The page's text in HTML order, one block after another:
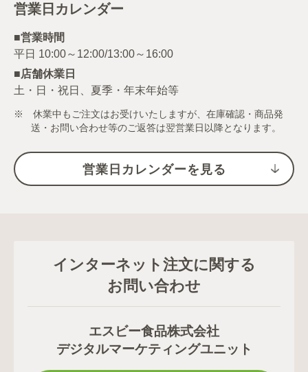
営業日カレンダー
■営業時間
■店舗休業日
土・日・祝日、夏季・年末年始等
※ 休業中もご注文はお受けいたしますが、在庫確認・商品発
送・お問い合わせ等のご返答は翌営業日以降となります。
営業日カレンダーを見る
インターネット注文に関する
お問い合わせ
エスビー食品株式会社
デジタルマーケティングユニット